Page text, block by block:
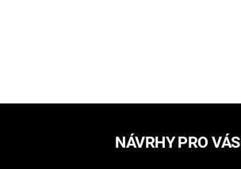
NÁVRHY PRO VÁS